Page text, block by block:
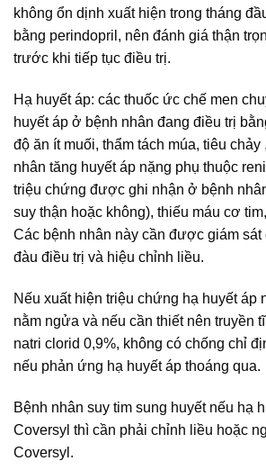
không ổn dịnh xuất hiện trong tháng
bằng perindopril, nên đánh giá thận
trước khi tiếp tục điều trị.
Hạ huyết áp: các thuốc ức chế men
huyết áp ở bệnh nhân đang điều trị
độ ăn ít muối, thẩm tách múa, tiêu chảy
nhân tăng huyết áp nặng phụ thuộc
triệu chứng được ghi nhận ở bệnh
suy thận hoặc không), thiếu máu cơ
Các bệnh nhân này cần được giám sát
đàu điều trị và hiệu chỉnh liều.
Nếu xuất hiện triệu chứng hạ huyết áp
nằm ngửa và nếu cần thiết nên truyền
natri clorid 0,9%, không có chống chỉ
nếu phản ứng hạ huyết áp thoáng qua.
Bệnh nhân suy tim sung huyết nếu hạ
Coversyl thì cần phải chỉnh liều hoặc
Coversyl.